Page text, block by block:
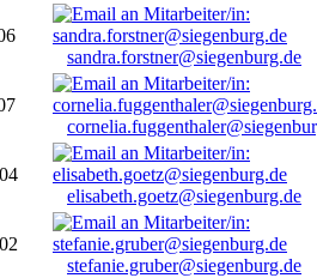
sandra.forstner@siegenburg.de
elisabeth.goetz@siegenburg.de
stefanie.gruber@siegenburg.de